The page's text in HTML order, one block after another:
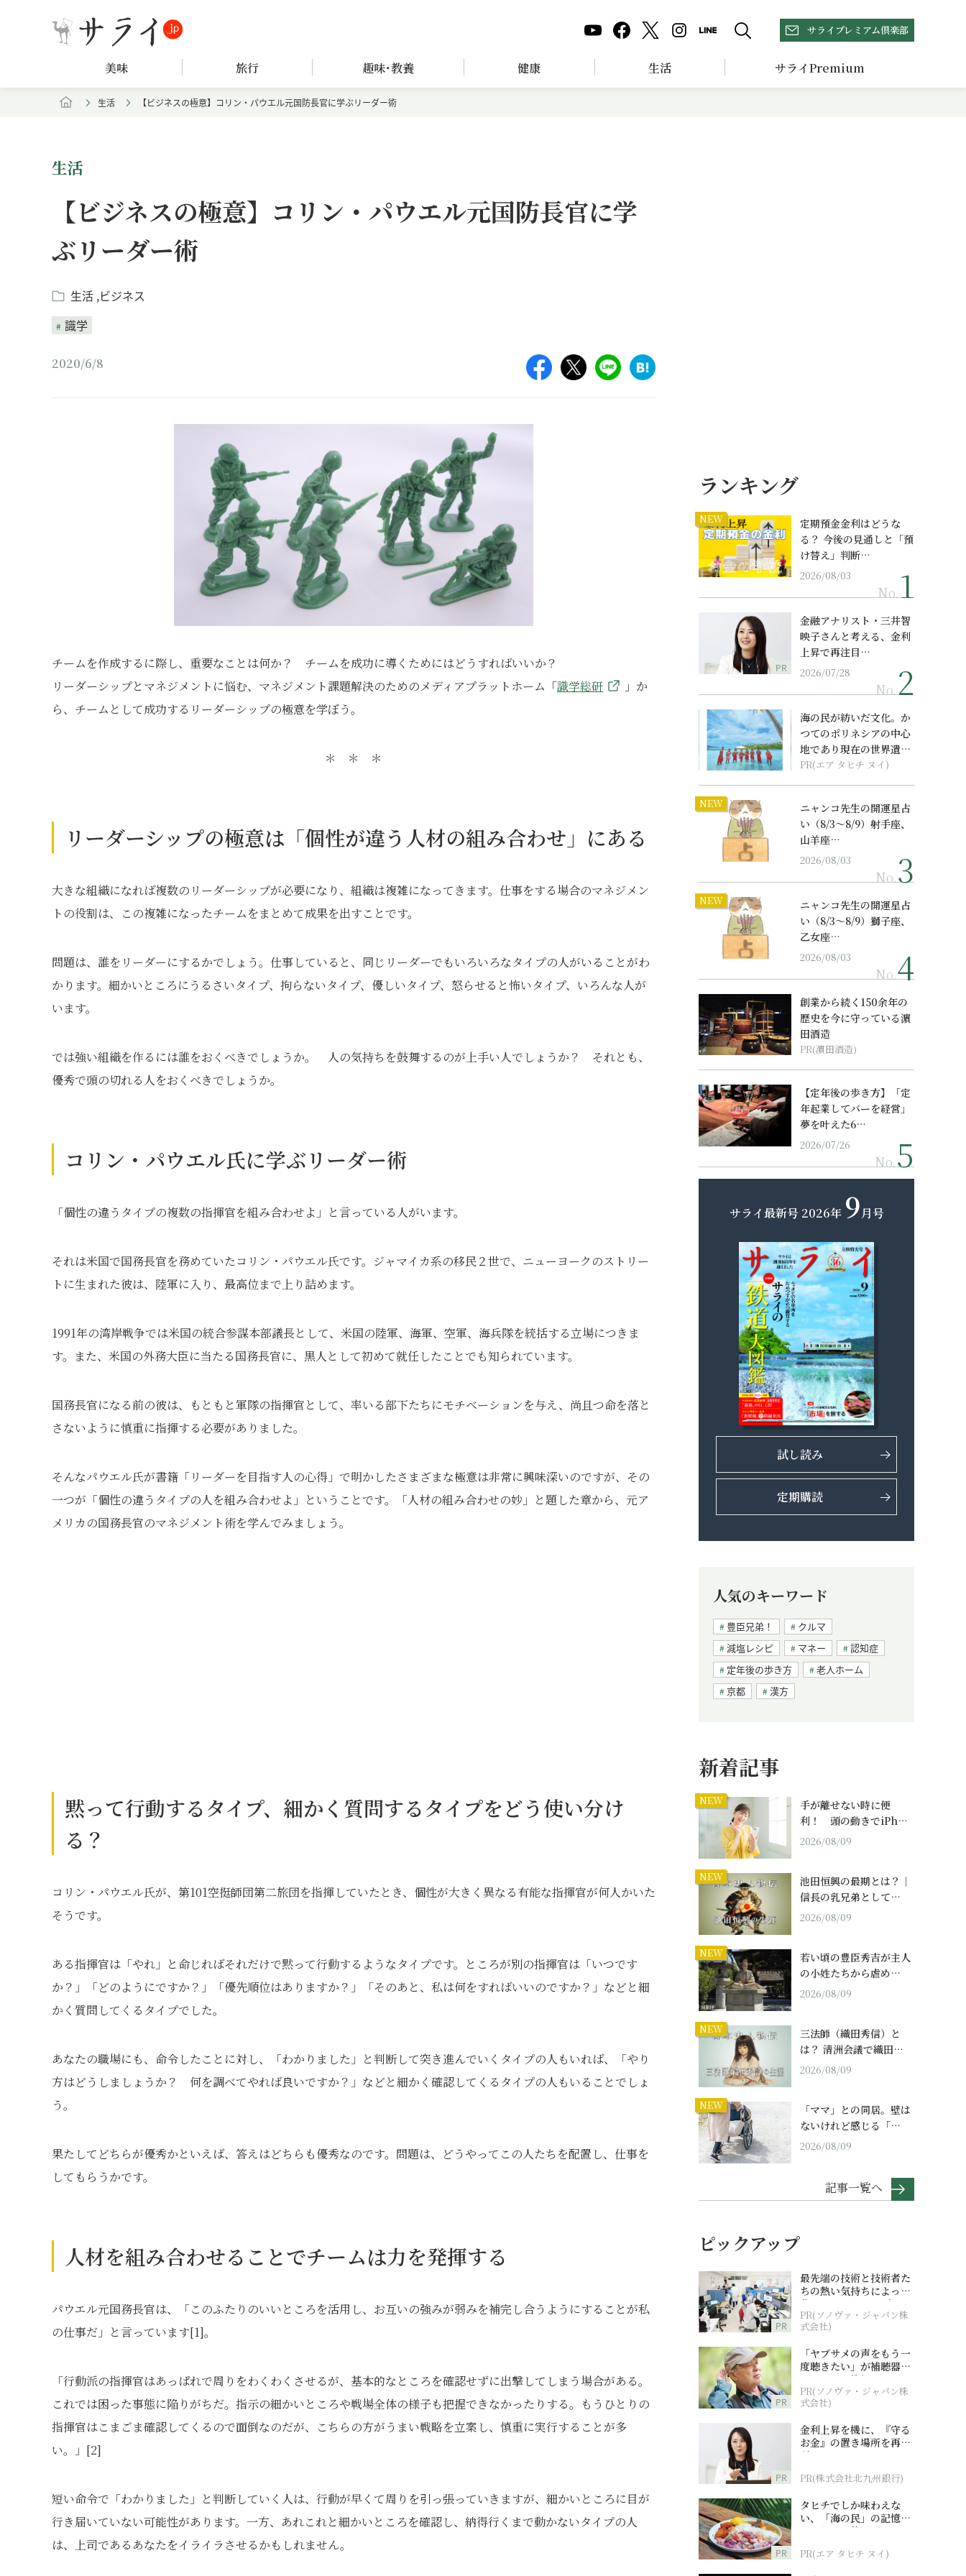
サライプレミアム倶楽部
美味 旅行 趣味･教養 健康 生活 サライPremium
生活 【ビジネスの極意】コリン・パウエル元国防長官に学ぶリーダー術
生活
【ビジネスの極意】コリン・パウエル元国防長官に学
ぶリーダー術
生活 ビジネス
識学
2020/6/8
チームを作成するに際し、重要なことは何か？ チームを成功に導くためにはどうすればいいか？
リーダーシップとマネジメントに悩む、マネジメント課題解決のためのメディアプラットホーム「識学総研 」 か
ら、チームとして成功するリーダーシップの極意を学ぼう。
＊ ＊ ＊
リーダーシップの極意は「個性が違う人材の組み合わせ」にある
大きな組織になれば複数のリーダーシップが必要になり、組織は複雑になってきます。仕事をする場合のマネジメン
トの役割は、この複雑になったチームをまとめて成果を出すことです。
問題は、誰をリーダーにするかでしょう。仕事していると、同じリーダーでもいろいろなタイプの人がいることがわ
かります。細かいところにうるさいタイプ、拘らないタイプ、優しいタイプ、怒らせると怖いタイプ、いろんな人が
います。
では強い組織を作るには誰をおくべきでしょうか。 人の気持ちを鼓舞するのが上手い人でしょうか？ それとも、
優秀で頭の切れる人をおくべきでしょうか。
コリン・パウエル氏に学ぶリーダー術
「個性の違うタイプの複数の指揮官を組み合わせよ」と言っている人がいます。
それは米国で国務長官を務めていたコリン・パウエル氏です。ジャマイカ系の移民２世で、ニューヨークのストリー
トに生まれた彼は、陸軍に入り、最高位まで上り詰めます。
1991年の湾岸戦争では米国の統合参謀本部議長として、米国の陸軍、海軍、空軍、海兵隊を統括する立場につきま
す。また、米国の外務大臣に当たる国務長官に、黒人として初めて就任したことでも知られています。
国務長官になる前の彼は、もともと軍隊の指揮官として、率いる部下たちにモチベーションを与え、尚且つ命を落と
さないように慎重に指揮する必要がありました。
そんなパウエル氏が書籍「リーダーを目指す人の心得」で明かしたさまざまな極意は非常に興味深いのですが、その
一つが「個性の違うタイプの人を組み合わせよ」ということです。「人材の組み合わせの妙」と題した章から、元ア
メリカの国務長官のマネジメント術を学んでみましょう。
黙って行動するタイプ、細かく質問するタイプをどう使い分け
る？
コリン・パウエル氏が、第101空挺師団第二旅団を指揮していたとき、個性が大きく異なる有能な指揮官が何人かいた
そうです。
ある指揮官は「やれ」と命じればそれだけで黙って行動するようなタイプです。ところが別の指揮官は「いつです
か？」「どのようにですか？」「優先順位はありますか？」「そのあと、私は何をすればいいのですか？」などと細
かく質問してくるタイプでした。
あなたの職場にも、命令したことに対し、「わかりました」と判断して突き進んでいくタイプの人もいれば、「やり
方はどうしましょうか？ 何を調べてやれば良いですか？」などと細かく確認してくるタイプの人もいることでしょ
う。
果たしてどちらが優秀かといえば、答えはどちらも優秀なのです。問題は、どうやってこの人たちを配置し、仕事を
してもらうかです。
人材を組み合わせることでチームは力を発揮する
パウエル元国務長官は、「このふたりのいいところを活用し、お互いの強みが弱みを補完し合うようにすることが私
の仕事だ」と言っています[1]。
「行動派の指揮官はあっぱれで周りをわくわくさせるが、基本的なところを確認せずに出撃してしまう場合がある。
これでは困った事態に陥りがちだ。指示の細かいところや戦場全体の様子も把握できなかったりする。もうひとりの
指揮官はこまごま確認してくるので面倒なのだが、こちらの方がうまい戦略を立案し、慎重に実行することが多
い。」[2]
短い命令で「わかりました」と判断していく人は、行動が早くて周りを引っ張っていきますが、細かいところに目が
行き届いていない可能性があります。一方、あれこれと細かいところを確認し、納得行くまで動かないタイプの人
は、上司であるあなたをイライラさせるかもしれません。
ランキング
NEW
定期預金金利はどうな
る？ 今後の見通しと「預
け替え」判断…
2026/08/03
No.
PR
金融アナリスト・三井智
映子さんと考える、金利
上昇で再注目…
2026/07/28
No.
海の民が紡いだ文化。か
つてのポリネシアの中心
地であり現在の世界遺産
からみえてくる...
PR(エア タヒチ ヌイ)
NEW
ニャンコ先生の開運星占
い（8/3～8/9）射手座、
山羊座…
2026/08/03
No.
NEW
ニャンコ先生の開運星占
い（8/3～8/9）獅子座、
乙女座…
2026/08/03
No.
創業から続く150余年の
歴史を今に守っている濵
田酒造
PR(濵田酒造)
【定年後の歩き方】「定
年起業してバーを経営」
夢を叶えた6…
2026/07/26
No.
サライ最新号 2026年 9月号
試し読み
定期購読
人気のキーワード
豊臣兄弟！
クルマ
減塩レシピ
マネー
認知症
定年後の歩き方
老人ホーム
京都
漢方
新着記事
NEW
手が離せない時に便
利！ 頭の動きでiPh…
2026/08/09
NEW
池田恒興の最期とは？｜
信長の乳兄弟として…
2026/08/09
NEW
若い頃の豊臣秀吉が主人
の小姓たちから虐め…
2026/08/09
NEW
三法師（織田秀信）と
は？ 清洲会議で織田…
2026/08/09
NEW
「ママ」との同居。壁は
ないけれど感じる「…
2026/08/09
記事一覧へ
ピックアップ
PR
最先端の技術と技術者た
ちの熱い気持ちによって
作られているオーダーメ
イド補聴器
PR(ソノヴァ・ジャパン株
式会社)
PR
「ヤブサメの声をもう一
度聴きたい」が補聴器チ
ャレンジの後押しに
PR(ソノヴァ・ジャパン株
式会社)
PR
金利上昇を機に、『守る
お金』の置き場所を再検
討
PR(株式会社北九州銀行)
PR
タヒチでしか味わえな
い、「海の民」の記憶へ
とつながる旅
PR(エア タヒチ ヌイ)